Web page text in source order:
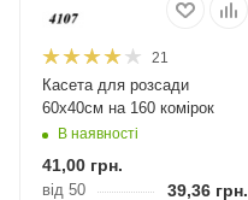
21
Касета для розсади
60х40см на 160 комірок
В наявності
41,00 грн.
від 50 39,36 грн.